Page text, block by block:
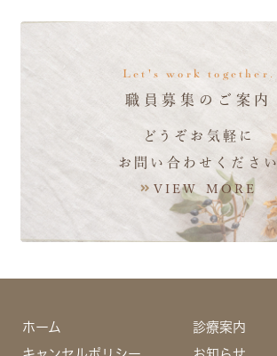
Let's work together.
職員募集のご案内
どうぞお気軽に
お問い合わせください
VIEW MORE
ホーム
診療案内